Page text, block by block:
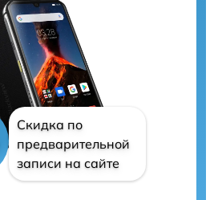
Скидка по
предварительной
записи на сайте